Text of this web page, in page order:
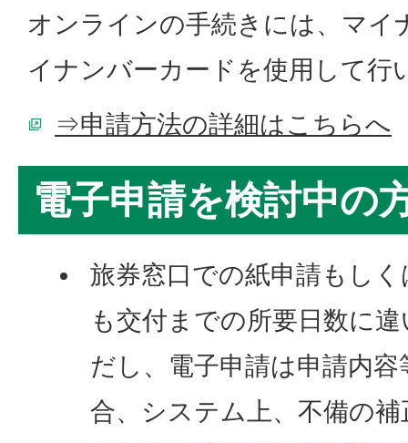
オンラインの手続きには、マイ
イナンバーカードを使用して行
⇒申請方法の詳細はこちらへ
電子申請を検討中の
旅券窓口での紙申請もし
も交付までの所要日数に
だし、電子申請は申請内
合、システム上、不備の